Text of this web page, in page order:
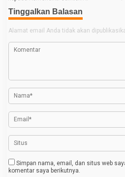
v
i
g
a
p
o
s
Tinggalkan Balasan
Alamat email Anda tidak akan
Simpan nama, email, dan situs web
komentar saya berikutnya.